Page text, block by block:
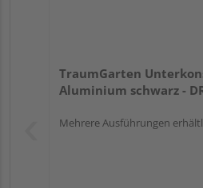
TraumGarten
Aluminium schwarz -
Mehrere Ausführungen